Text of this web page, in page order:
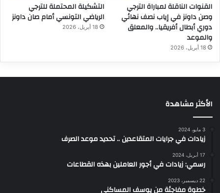
القنوات الناقلة لمباراة الترجي
وصن داونز في إياب نصف نهائي
دوري أبطال أفريقيا.. والمعلق
والموعد
18 أبريل، 2026
التشكيلة المحتملة للترجي
الرياضي التونسي أمام صان داونز
18 أبريل، 2026
الأكثر مشاهدة
3 مايو، 2024
زيادات في جرايات المتقاعدين .. تحديد موعد الصرف
17 أبريل، 2024
رسمي: زيادات في أجور العاملين بهذه القطاعات
22 ديسمبر، 2023
خطوة مفاجئة من يوسف المساكني